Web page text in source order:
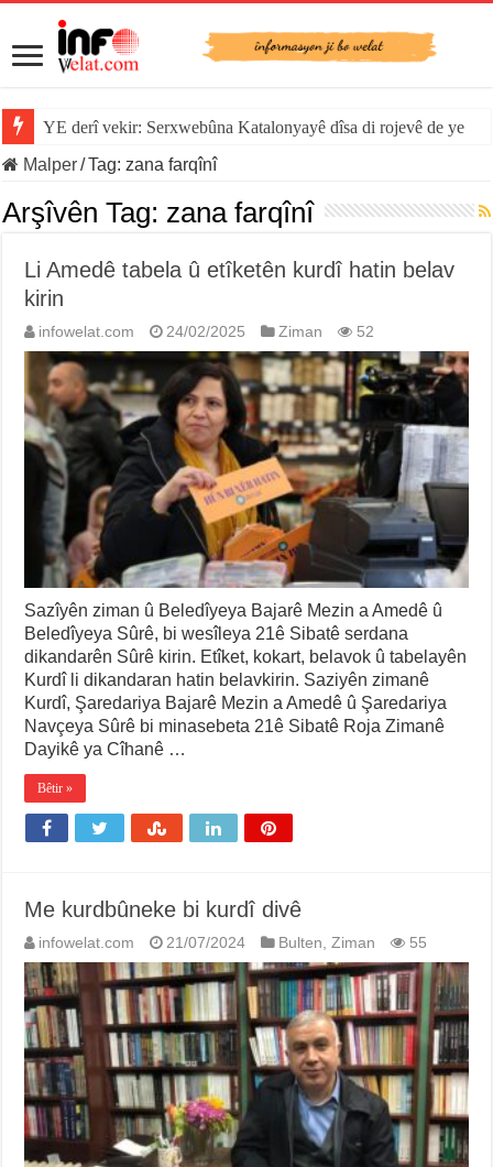
YE derî vekir: Serxwebûna Katalonyayê dîsa di rojevê de ye
Malper/Tag:zana farqînî
Arşîvên Tag: zana farqînî
Li Amedê tabela û etîketên kurdî hatin belav
kirin
infowelat.com 24/02/2025 Ziman 52
Sazîyên ziman û Beledîyeya Bajarê Mezin a Amedê û
Beledîyeya Sûrê, bi wesîleya 21ê Sibatê serdana
dikandarên Sûrê kirin. Etîket, kokart, belavok û tabelayên
Kurdî li dikandaran hatin belavkirin. Saziyên zimanê
Kurdî, Şaredariya Bajarê Mezin a Amedê û Şaredariya
Navçeya Sûrê bi minasebeta 21ê Sibatê Roja Zimanê
Dayikê ya Cîhanê …
Bêtir »
Me kurdbûneke bi kurdî divê
infowelat.com 21/07/2024 Bulten,Ziman 55